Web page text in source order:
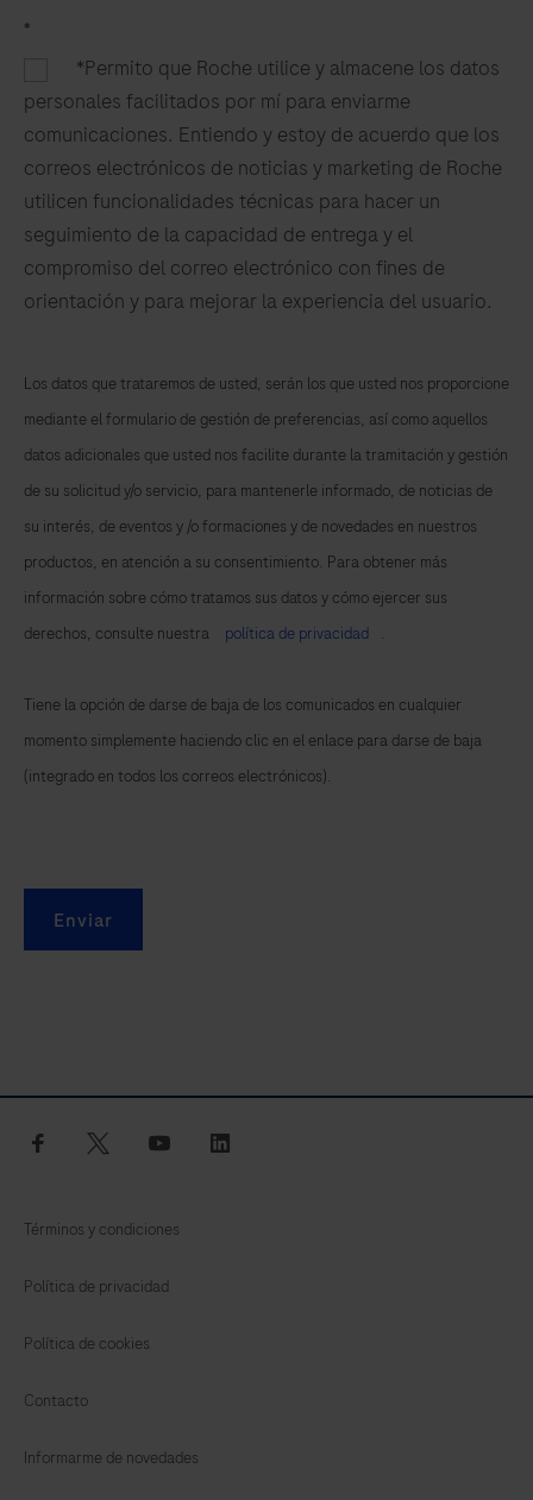
*
*Permito que Roche utilice y almacene los datos
personales facilitados por mí para enviarme
comunicaciones. Entiendo y estoy de acuerdo que los
correos electrónicos de noticias y marketing de Roche
utilicen funcionalidades técnicas para hacer un
seguimiento de la capacidad de entrega y el
compromiso del correo electrónico con fines de
orientación y para mejorar la experiencia del usuario.
Los datos que trataremos de usted, serán los que usted nos proporcione
mediante el formulario de gestión de preferencias, así como aquellos
datos adicionales que usted nos facilite durante la tramitación y gestión
de su solicitud y/o servicio, para mantenerle informado, de noticias de
su interés, de eventos y /o formaciones y de novedades en nuestros
productos, en atención a su consentimiento. Para obtener más
información sobre cómo tratamos sus datos y cómo ejercer sus
derechos, consulte nuestra
política de privacidad .
Tiene la opción de darse de baja de los comunicados en cualquier
momento simplemente haciendo clic en el enlace para darse de baja
(integrado en todos los correos electrónicos).
Enviar
facebook twitter youtube
Términos y condiciones
Política de privacidad
Política de cookies
Contacto
Informarme de novedades